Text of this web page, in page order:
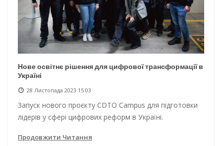
Нове освітнє рішення для цифрової трансформації в
Україні
28 Листопада 2023 15:03
Запуск нового проєкту CDTO Campus для підготовки
лідерів у сфері цифрових реформ в Україні.
Продовжити Читання